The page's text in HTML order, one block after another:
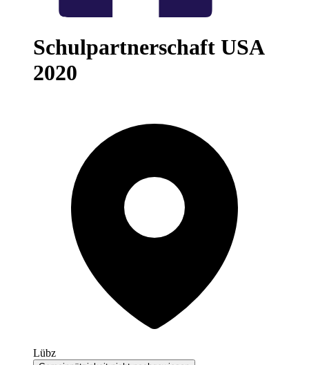
Schulpartnerschaft USA
2020
Lübz